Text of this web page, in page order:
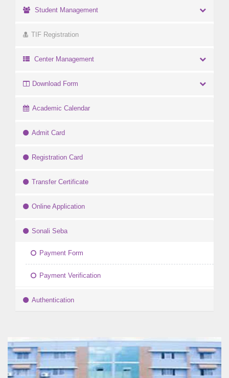
Student Management
TIF Registration
Center Management
Download Form
Academic Calendar
Admit Card
Registration Card
Transfer Certificate
Online Application
Sonali Seba
Payment Form
Payment Verification
Authentication